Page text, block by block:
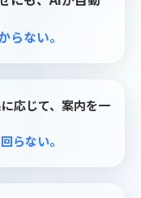
らない。
応じて、案内を一
らない。